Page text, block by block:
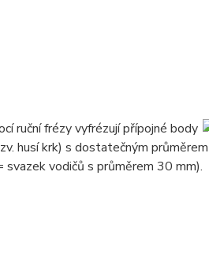
ruční frézy vyfrézují přípojné body
husí krk) s dostatečným
vodičů s průměrem 30 mm).